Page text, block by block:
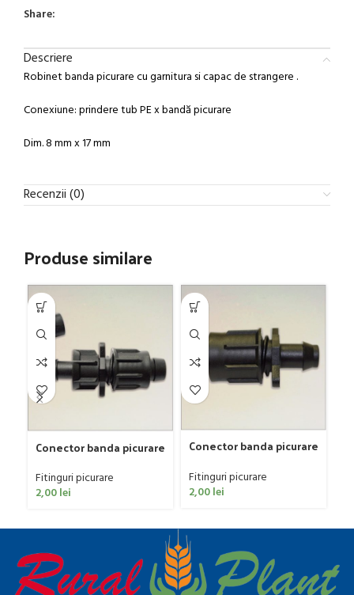
Share:
Descriere
Robinet banda picurare cu garnitura si capac de strangere .
Conexiune: prindere tub PE x bandă picurare
Dim. 8 mm x 17 mm
Recenzii (0)
Produse similare
Conector banda picurare
Fitinguri picurare
2,00lei
Conector banda picurare
Fitinguri picurare
2,00lei